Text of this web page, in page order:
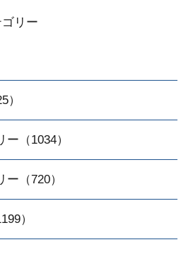
リー
）
（1034）
（720）
）